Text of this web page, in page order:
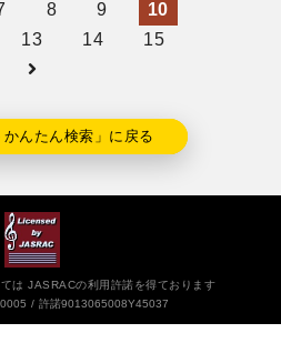
8 9
10
13 14 15
んたん検索」に戻る
は JASRACの利用許諾を得ております
許諾9013065008Y45037